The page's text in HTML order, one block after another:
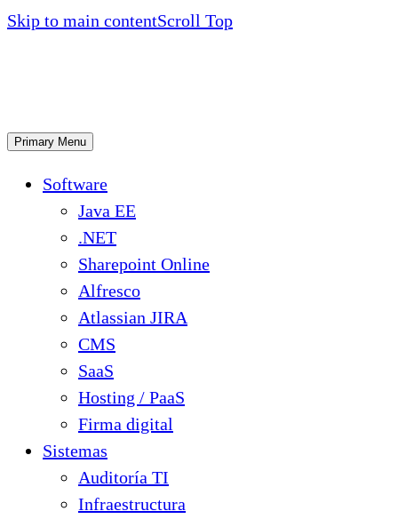
Skip to main contentScroll Top
Primary Menu
Software
Java EE
.NET
Sharepoint Online
Alfresco
Atlassian JIRA
CMS
SaaS
Hosting / PaaS
Firma digital
Sistemas
Auditoría TI
Infraestructura